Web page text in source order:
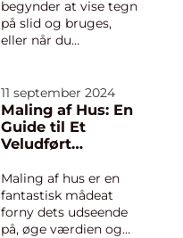
begynder at vise tegn
på slid og bruges,
eller når du
udseende, kan en
professionel
gulvafslibning være
løsningen. I Gladsaxe
interessen for ...
11 september 2024
Maling af Hus: En
Guide til Et
Veludført
Maling af hus er en
fantastisk mådeat
forny dets udseende
på, øge værdien og